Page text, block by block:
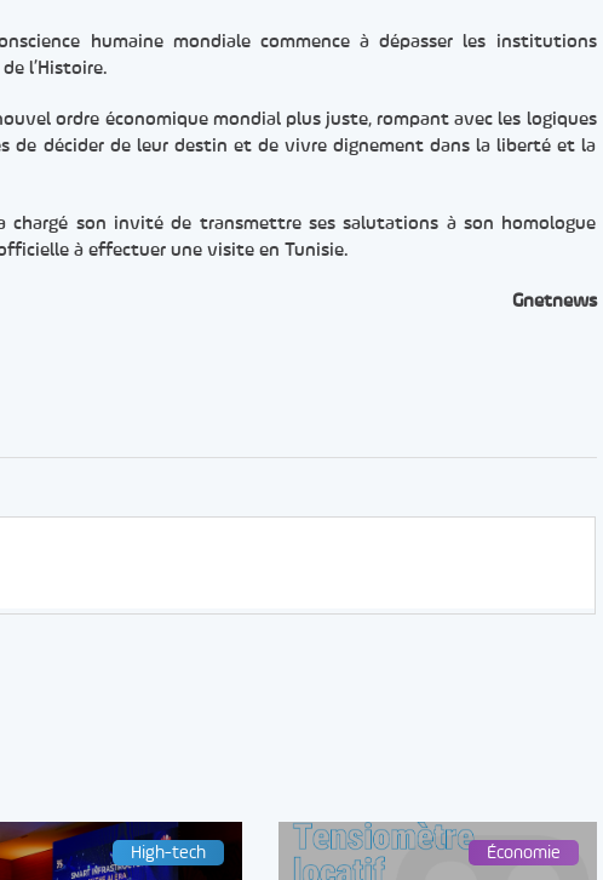
humaine mondiale commence à dépasser les institutions
l’Histoire.
ordre économique mondial plus juste, rompant avec les logiques
de décider de leur destin et de vivre dignement dans la liberté et la
son invité de transmettre ses salutations à son homologue
à effectuer une visite en Tunisie.
Gnetnews
High-tech Économie